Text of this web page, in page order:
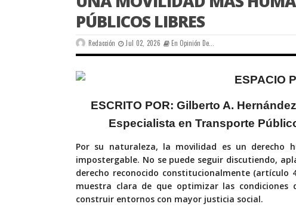
PÚBLICOS LIBRES
Redacción Jul 02, 2026 En Opinión De...
ESCRITO POR: Gilberto A.
Especialista en Transporte
Por su naturaleza, la movilidad es un derecho
impostergable. No se puede seguir discutiendo,
derecho reconocido constitucionalmente
muestra clara de que optimizar las condiciones
construir entornos con mayor justicia social.